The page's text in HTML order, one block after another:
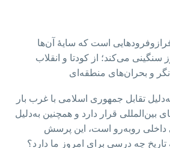
است که سایهٔ آن‌ها
سنگینی می‌کند؛ از کودتا و انقلاب
تقابل جمهوری اسلامی با غرب بار
قرار دارد و همچنین به‌دلیل
داخلی روبه‌رو است، این پرسش
چه درسی برای امروز ما دارد؟